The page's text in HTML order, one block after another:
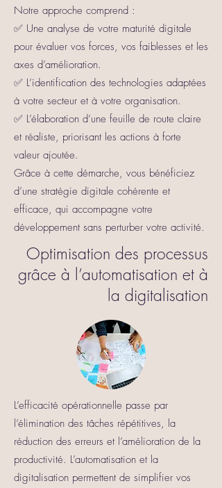
Notre approche comprend :
✅ Une analyse de votre maturité digitale
pour évaluer vos forces, vos faiblesses et les
axes d’amélioration.
✅ L’identification des technologies adaptées
à votre secteur et à votre organisation.
✅ L’élaboration d’une feuille de route claire
et réaliste, priorisant les actions à forte
valeur ajoutée.
Grâce à cette démarche, vous bénéficiez
d’une stratégie digitale cohérente et
efficace, qui accompagne votre
développement sans perturber votre activité.
Optimisation des processus
grâce à l’automatisation et à
la digitalisation
L’efficacité opérationnelle passe par
l’élimination des tâches répétitives, la
réduction des erreurs et l’amélioration de la
productivité. L’automatisation et la
digitalisation permettent de simplifier vos